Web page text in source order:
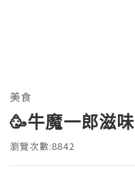
美食
🥳牛魔一郎滋味
瀏覽次數:8842